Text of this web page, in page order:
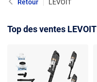
Retour LEVOIT
Top des ventes LEVOIT